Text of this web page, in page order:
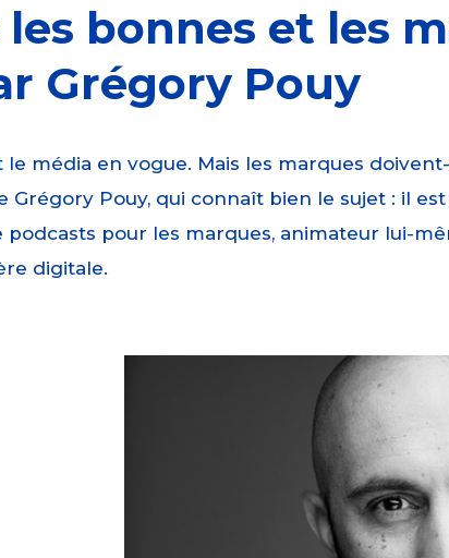
les bonnes et les
Grégory Pouy
le média en vogue. Mais les marques
Grégory Pouy, qui connaît bien le sujet : il
podcasts pour les marques, animateur lui-
digitale.